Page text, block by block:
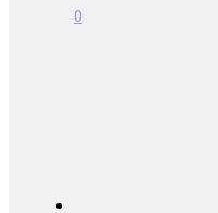
0